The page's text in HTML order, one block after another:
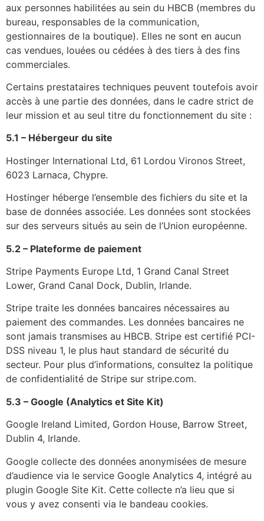
aux personnes habilitées au sein du HBCB (membres du
bureau, responsables de la communication,
gestionnaires de la boutique). Elles ne sont en aucun
cas vendues, louées ou cédées à des tiers à des fins
commerciales.
Certains prestataires techniques peuvent toutefois avoir
accès à une partie des données, dans le cadre strict de
leur mission et au seul titre du fonctionnement du site :
5.1 – Hébergeur du site
Hostinger International Ltd, 61 Lordou Vironos Street,
6023 Larnaca, Chypre.
Hostinger héberge l’ensemble des fichiers du site et la
base de données associée. Les données sont stockées
sur des serveurs situés au sein de l’Union européenne.
5.2 – Plateforme de paiement
Stripe Payments Europe Ltd, 1 Grand Canal Street
Lower, Grand Canal Dock, Dublin, Irlande.
Stripe traite les données bancaires nécessaires au
paiement des commandes. Les données bancaires ne
sont jamais transmises au HBCB. Stripe est certifié PCI-
DSS niveau 1, le plus haut standard de sécurité du
secteur. Pour plus d’informations, consultez la politique
de confidentialité de Stripe sur stripe.com.
5.3 – Google (Analytics et Site Kit)
Google Ireland Limited, Gordon House, Barrow Street,
Dublin 4, Irlande.
Google collecte des données anonymisées de mesure
d’audience via le service Google Analytics 4, intégré au
plugin Google Site Kit. Cette collecte n’a lieu que si
vous y avez consenti via le bandeau cookies.